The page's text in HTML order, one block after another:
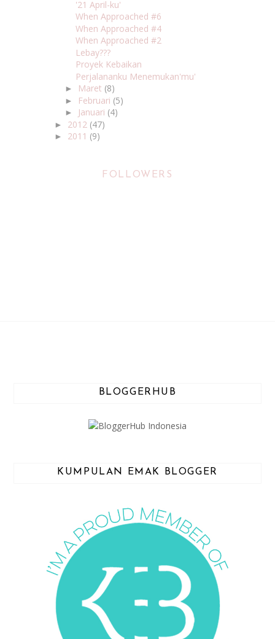
'21 April-ku'
When Approached #6
When Approached #4
When Approached #2
Lebay???
Proyek Kebaikan
Perjalananku Menemukan'mu'
► Maret (8)
► Februari (5)
► Januari (4)
► 2012 (47)
► 2011 (9)
FOLLOWERS
BLOGGERHUB
KUMPULAN EMAK BLOGGER